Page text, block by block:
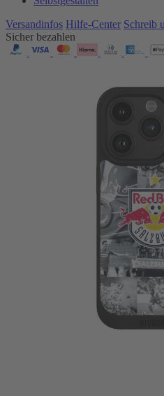
Versandinfos Hilfe-Center Schreib
Sicher bezahlen